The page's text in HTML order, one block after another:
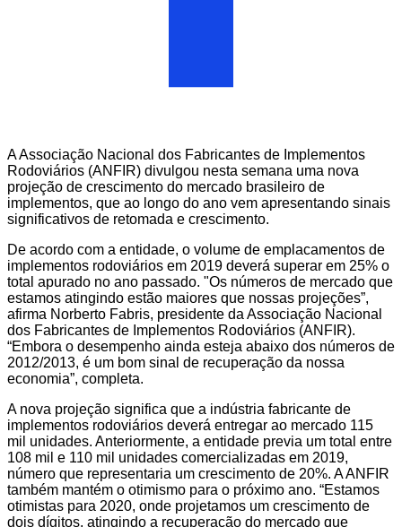
A Associação Nacional dos Fabricantes de Implementos
Rodoviários (ANFIR) divulgou nesta semana uma nova
projeção de crescimento do mercado brasileiro de
implementos, que ao longo do ano vem apresentando sinais
significativos de retomada e crescimento.
De acordo com a entidade, o volume de emplacamentos de
implementos rodoviários em 2019 deverá superar em 25% o
total apurado no ano passado. "Os números de mercado que
estamos atingindo estão maiores que nossas projeções”,
afirma Norberto Fabris, presidente da Associação Nacional
dos Fabricantes de Implementos Rodoviários (ANFIR).
“Embora o desempenho ainda esteja abaixo dos números de
2012/2013, é um bom sinal de recuperação da nossa
economia”, completa.
A nova projeção significa que a indústria fabricante de
implementos rodoviários deverá entregar ao mercado 115
mil unidades. Anteriormente, a entidade previa um total entre
108 mil e 110 mil unidades comercializadas em 2019,
número que representaria um crescimento de 20%. A ANFIR
também mantém o otimismo para o próximo ano. “Estamos
otimistas para 2020, onde projetamos um crescimento de
dois dígitos, atingindo a recuperação do mercado que